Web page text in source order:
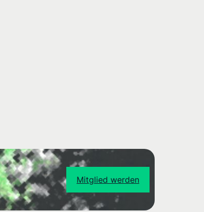
Mitglied werden